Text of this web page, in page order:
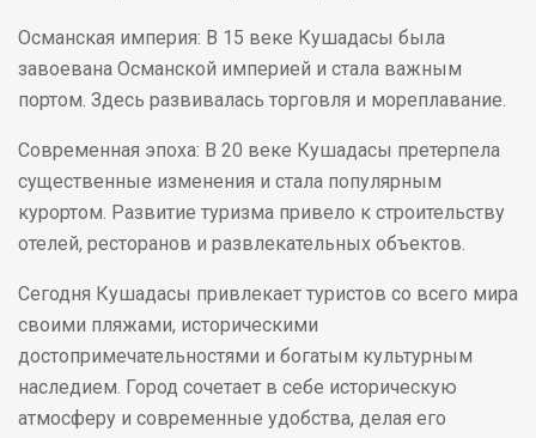
Османская империя: В 15 веке Кушадасы была
завоевана Османской империей и стала важным
портом. Здесь развивалась торговля и мореплавание.
Современная эпоха: В 20 веке Кушадасы претерпела
существенные изменения и стала популярным
курортом. Развитие туризма привело к строительству
отелей, ресторанов и развлекательных объектов.
Сегодня Кушадасы привлекает туристов со всего мира
своими пляжами, историческими
достопримечательностями и богатым культурным
наследием. Город сочетает в себе историческую
атмосферу и современные удобства, делая его